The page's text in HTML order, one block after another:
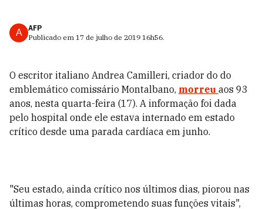
A
AFP
Publicado em 17 de julho de 2019 16h56.
O escritor italiano Andrea Camilleri, criador do do
emblemático comissário Montalbano, morreu aos 93
anos, nesta quarta-feira (17). A informação foi dada
pelo hospital onde ele estava internado em estado
crítico desde uma parada cardíaca em junho.
"Seu estado, ainda crítico nos últimos dias, piorou nas
últimas horas, comprometendo suas funções vitais",